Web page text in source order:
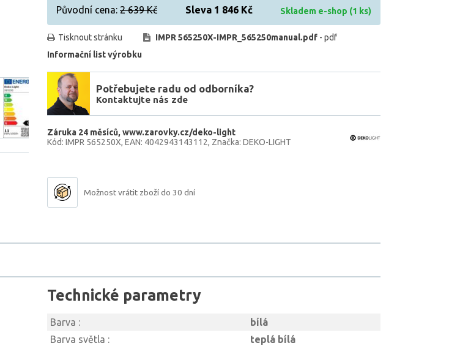
Původní cena: 2 639 Kč Sleva 1 846 Kč Skladem e-shop (1 ks)
Tisknout stránku IMPR 565250X-IMPR_565250manual.pdf - pdf
Informační list výrobku
Potřebujete radu od odborníka?
Kontaktujte nás zde
Záruka 24 měsíců www.zarovky.cz/deko-light
Kód: IMPR 565250X EAN: 4042943143112 Značka: DEKO-LIGHT
Možnost vrátit zboží do 30 dní
Technické parametry
Barva :
bílá
Barva světla :
teplá bílá